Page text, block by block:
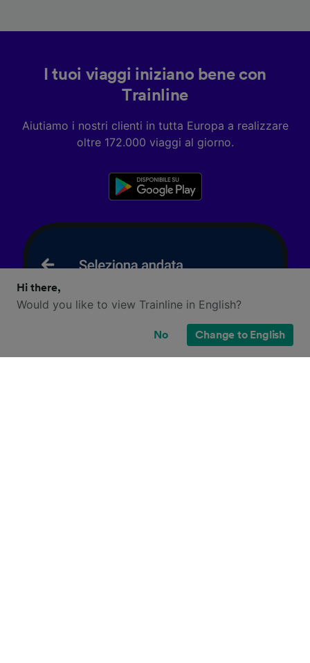
I tuoi viaggi iniziano bene con
Trainline
Aiutiamo i nostri clienti in tutta Europa a realizzare
oltre 172.000 viaggi al giorno.
Hi there,
Would you like to view Trainline in English?
No Change to English